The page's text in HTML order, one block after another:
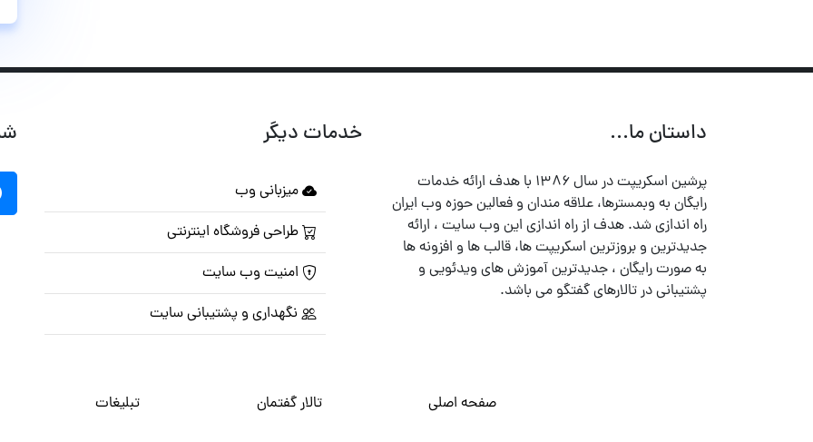
داستان ما...
پرشین اسکریپت در سال ۱۳۸۶ با هدف ارائه خدمات
رایگان به وبمسترها، علاقه مندان و فعالین حوزه وب ایران
راه اندازی شد. هدف از راه اندازی این وب سایت ، ارائه
جدیدترین و بروزترین اسکریپت ها، قالب ها و افزونه ها
به صورت رایگان ، جدیدترین آموزش های ویدئویی و
پشتیبانی در تالارهای گفتگو می باشد.
خدمات دیگر
میزبانی وب
طراحی فروشگاه اینترنتی
امنیت وب سایت
نگهداری و پشتیبانی سایت
صفحه اصلی تالار گفتمان تبلیغات